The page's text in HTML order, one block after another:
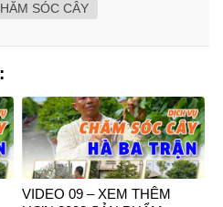
SÓC CÂY
VIDEO 09 – XEM THÊM